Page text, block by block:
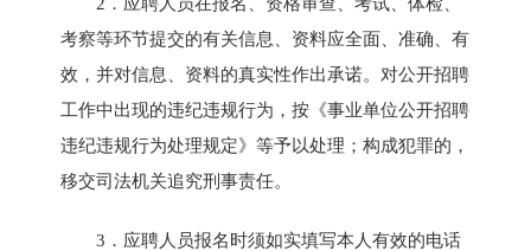
考察等环节提交的有关信息、资料应全面、准确、有
效，并对信息、资料的真实性作出承诺。对公开招聘
工作中出现的违纪违规行为，按《事业单位公开招聘
违纪违规行为处理规定》等予以处理；构成犯罪的，
移交司法机关追究刑事责任。
3．应聘人员报名时须如实填写本人有效的电话